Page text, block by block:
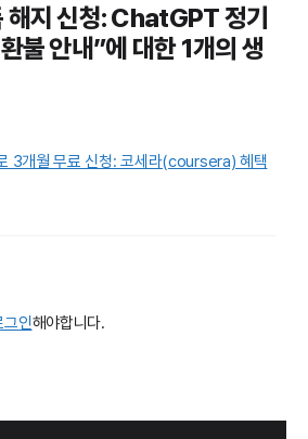
해지 신청: ChatGPT 정기
불 안내”에 대한 1개의 생
3개월 무료 신청: 코세라(coursera) 혜택
그인해야합니다.